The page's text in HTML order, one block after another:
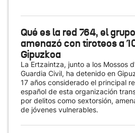
Qué es la red 764, el
amenazó con tiroteos a
Gipuzkoa
La Ertzaintza, junto a los Mossos
Guardia Civil, ha detenido en
17 años considerado el principal
español de esta organización
por delitos como sextorsión,
de jóvenes vulnerables.